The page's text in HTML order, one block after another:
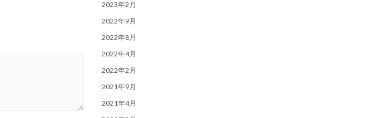
2023年2月
2022年9月
2022年8月
2022年4月
2022年2月
2021年9月
2021年4月